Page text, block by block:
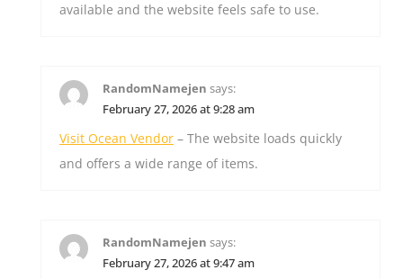
available and the website feels safe to use.
RandomNamejen says:
February 27, 2026 at 9:28 am
Visit Ocean Vendor – The website loads quickly
and offers a wide range of items.
RandomNamejen says:
February 27, 2026 at 9:47 am